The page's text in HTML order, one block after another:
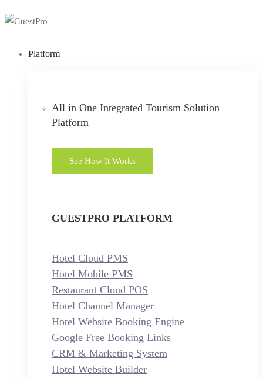
Platform
All in One Integrated Tourism Solution
Platform
See How It Works
GUESTPRO PLATFORM
Hotel Cloud PMS
Hotel Mobile PMS
Restaurant Cloud POS
Hotel Channel Manager
Hotel Website Booking Engine
Google Free Booking Links
CRM & Marketing System
Hotel Website Builder